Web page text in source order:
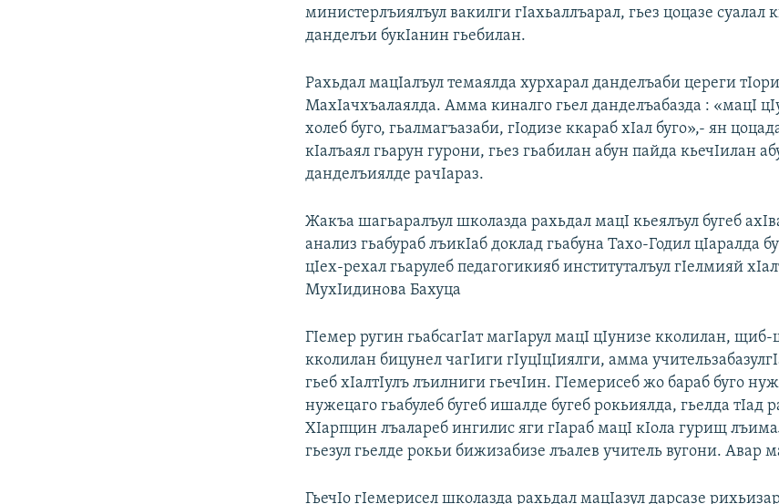
министерлъиялъул вакилги гIахьаллъарал, гьез цоцазе суалал
данделъи букIанин гьебилан.
Рахьдал мацIалъул темаялда хурхарал данделъаби цереги
МахIачхъалаялда. Амма киналго гьел данделъабазда : «мацI
холеб буго, гьалмагъазаби, гIодизе ккараб хIал буго»,- ян
кIалъаял гьарун гурони, гьез гьабилан абун пайда кьечIилан
данделъиялде рачIараз.
Жакъа шагьаралъул школазда рахьдал мацI кьеялъул бугеб
анализ гьабураб лъикIаб доклад гьабуна Тахо-Годил цIаралда
цIех-рехал гьарулеб педагогикияб институталъул гIелмияй
МухIидинова Бахуца
ГIемер ругин гьабсагIат магIарул мацI цIунизе кколилан, щиб-
кколилан бицунел чагIиги гIуцIцIиялги, амма
гьеб хIалтIулъ лъилниги гьечIин. ГIемерисеб жо бараб буго
нужецаго гьабулеб бугеб ишалде бугеб рокьиялда, гьелда тIад
ХIарпцин лъалареб ингилис яги гIараб мацI кIола гурищ
гьезул гьелде рокьи бижизабизе лъалев учитель вугони. Авар
ГьечIо гIемерисел школазда рахьдал мацIазул дарсазе